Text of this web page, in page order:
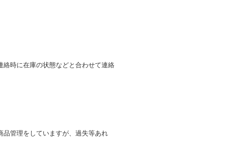
時に在庫の状態などと合わせて連絡
管理をしていますが、過失等あれ